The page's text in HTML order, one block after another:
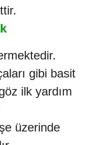
gibi basit
ilk yardım
üzerinde